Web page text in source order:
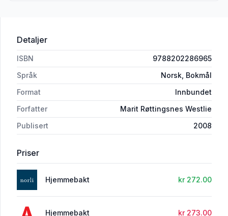
Detaljer
ISBN
9788202286965
Språk
Norsk, Bokmål
Format
Innbundet
Forfatter
Marit Røttingsnes Westlie
Publisert
2008
Priser
Hjemmebakt kr 272.00
Hjemmebakt kr 273.00